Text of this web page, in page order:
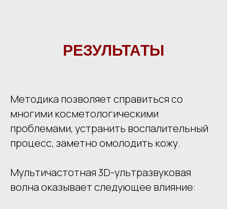
РЕЗУЛЬТАТЫ
Методика позволяет справиться со
многими косметологическими
проблемами, устранить воспалительный
процесс, заметно омолодить кожу.
Мультичастотная 3D-ультразвуковая
волна оказывает следующее влияние: